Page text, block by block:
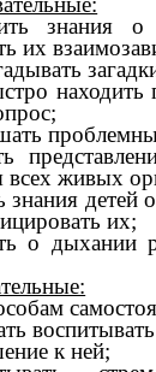
знания
их
находить
всех живых
знания
их;
о дыхании
к ней;